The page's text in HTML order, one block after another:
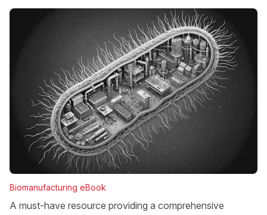
Biomanufacturing eBook
A must-have resource providing a comprehensive